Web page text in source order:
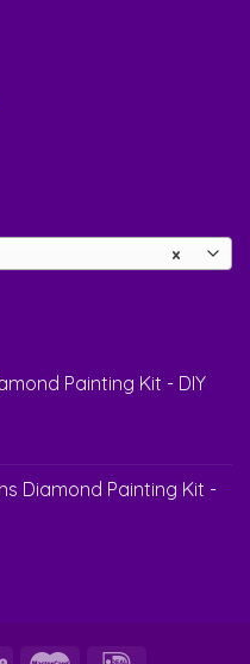
×
Painting Kit - DIY
Diamond Painting Kit -